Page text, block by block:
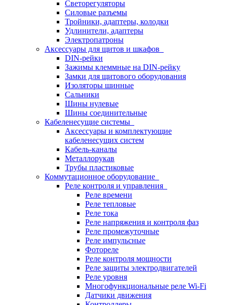
Светорегуляторы
Силовые разъемы
Тройники, адаптеры, колодки
Удлинители, адаптеры
Электропатроны
Аксессуары для щитов и шкафов
DIN-рейки
Зажимы клеммные на DIN-рейку
Замки для щитового оборудования
Изоляторы шинные
Сальники
Шины нулевые
Шины соединительные
Кабеленесущие системы
Аксессуары и комплектующие
кабеленесущих систем
Кабель-каналы
Металлорукав
Трубы пластиковые
Коммутационное оборудование
Реле контроля и управления
Реле времени
Реле тепловые
Реле тока
Реле напряжения и контроля фаз
Реле промежуточные
Реле импульсные
Фотореле
Реле контроля мощности
Реле защиты электродвигателей
Реле уровня
Многофункциональные реле Wi-Fi
Датчики движения